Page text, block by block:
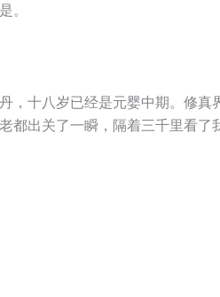
。
，十八岁已经是元婴中期。修
出关了一瞬，隔着三千里看了